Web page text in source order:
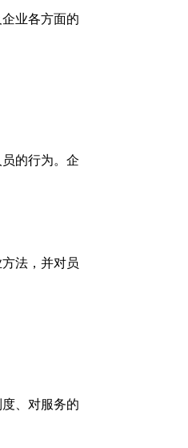
业各方面的
的行为。企
法，并对员
、对服务的